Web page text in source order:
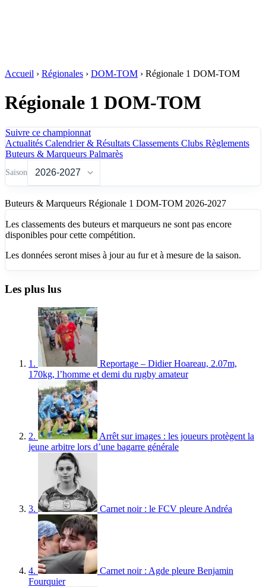
Accueil › Régionales › DOM-TOM › Régionale 1 DOM-TOM
Régionale 1 DOM-TOM
Suivre ce championnat
Actualités Calendrier & Résultats Classements Clubs Règlements
Buteurs & Marqueurs Palmarès
Saison
Buteurs & Marqueurs Régionale 1 DOM-TOM 2026-2027
Les classements des buteurs et marqueurs ne sont pas encore
disponibles pour cette compétition.
Les données seront mises à jour au fur et à mesure de la saison.
Les plus lus
1.
Reportage – Didier Hoareau, 2.07m,
170kg, l’homme et demi du rugby amateur
2.
Arrêt sur images : les joueurs protègent la
jeune arbitre lors d’une bagarre générale
3. Carnet noir : le FCV pleure Andréa
4.
Carnet noir : Agde pleure Benjamin
Fourquier